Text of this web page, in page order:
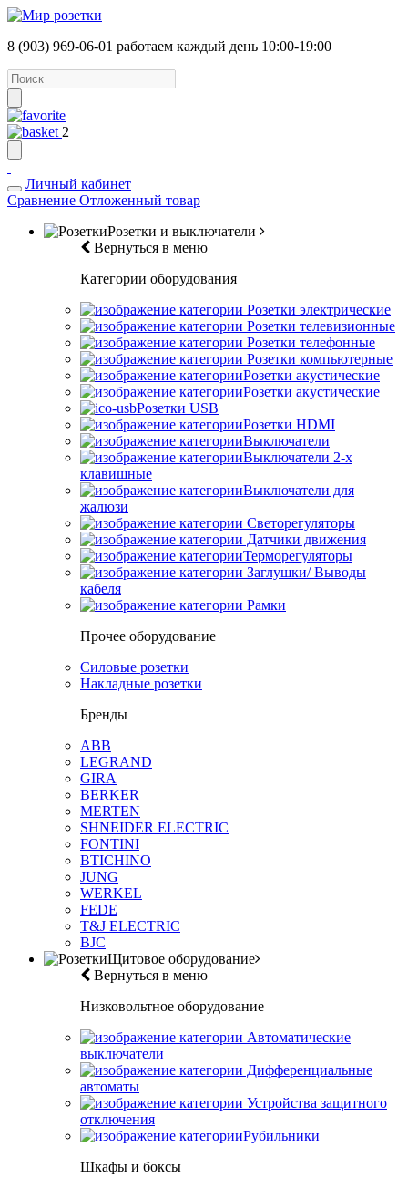
8 (903) 969-06-01 работаем каждый день 10:00-19:00
2
Личный кабинет
Сравнение Отложенный товар
Розетки и выключатели
Вернуться в меню
Категории оборудования
Розетки электрические
Розетки телевизионные
Розетки телефонные
Розетки компьютерные
Розетки акустические
Розетки акустические
Розетки USB
Розетки HDMI
Выключатели
Выключатели 2-х
клавишные
Выключатели для
жалюзи
Светорегуляторы
Датчики движения
Терморегуляторы
Заглушки/ Выводы
кабеля
Рамки
Прочее оборудование
Силовые розетки
Накладные розетки
Бренды
ABB
LEGRAND
GIRA
BERKER
MERTEN
SHNEIDER ELECTRIC
FONTINI
BTICHINO
JUNG
WERKEL
FEDE
T&J ELECTRIC
BJC
Щитовое оборудование
Вернуться в меню
Низковольтное оборудование
Автоматические
выключатели
Дифференциальные
автоматы
Устройства защитного
отключения
Рубильники
Шкафы и боксы